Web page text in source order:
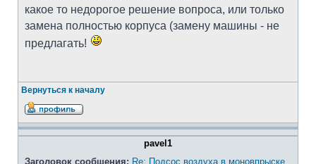
какое то недорогое решение вопроса, или только
замена полностью корпуса (замену машины - не
предлагать!
Вернуться к началу
pavel1
Заголовок сообщения: Re: Подсос воздуха в моновпрыске